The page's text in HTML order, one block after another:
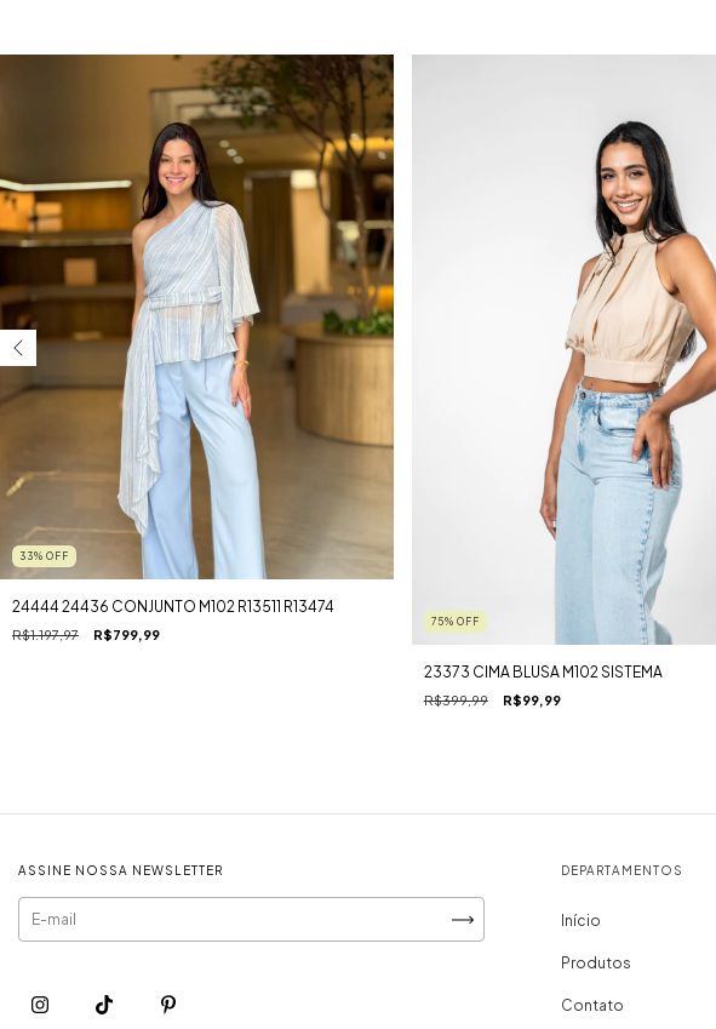
33% OFF
24444 24436 CONJUNTO M102 R13511 R13474
R$1.197,97 R$799,99
75% OFF
23373 CIMA BLUSA M102 SISTEMA
R$399,99 R$99,99
ASSINE NOSSA NEWSLETTER DEPARTAMENTOS
Início
Produtos
Contato